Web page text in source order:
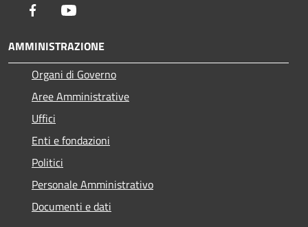
Facebook
AMMINISTRAZIONE
Organi di Governo
Aree Amministrative
Uffici
Enti e fondazioni
Politici
Personale Amministrativo
Documenti e dati